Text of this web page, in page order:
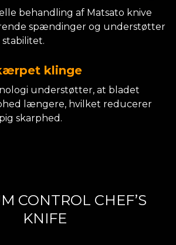
behandling af Matsato knive
spændinger og understøtter
klinge
understøtter, at bladet
længere, hvilket reducerer
skarphed.
CONTROL CHEF’S
KNIFE